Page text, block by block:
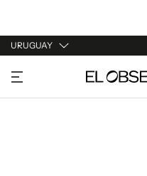
URUGUAY
URUGUAY
ARGENTINA